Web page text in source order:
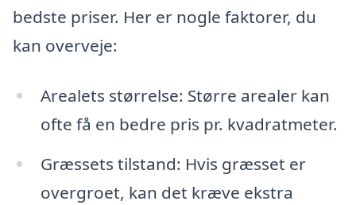
bedste priser. Her er nogle faktorer, du
kan overveje:
Arealets størrelse: Større arealer kan
ofte få en bedre pris pr. kvadratmeter.
Græssets tilstand: Hvis græsset er
overgroet, kan det kræve ekstra